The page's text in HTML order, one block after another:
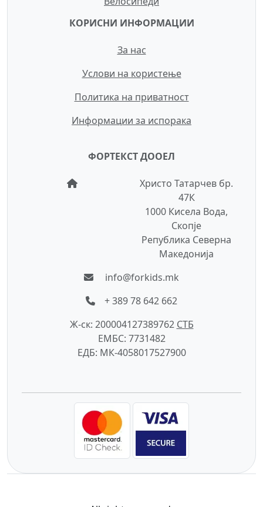
КОРИСНИ ИНФОРМАЦИИ
За нас
Услови на користење
Политика на приватност
Информации за испорака
ФОРТЕКСТ ДООЕЛ
Христо Татарчев бр.
47К
1000 Кисела Вода,
Скопје
Република Северна
Македонија
info@forkids.mk
+ 389 78 642 662
Ж-ск: 200004127389762 СTБ
ЕМБС: 7731482
ЕДБ: МК-4058017527900